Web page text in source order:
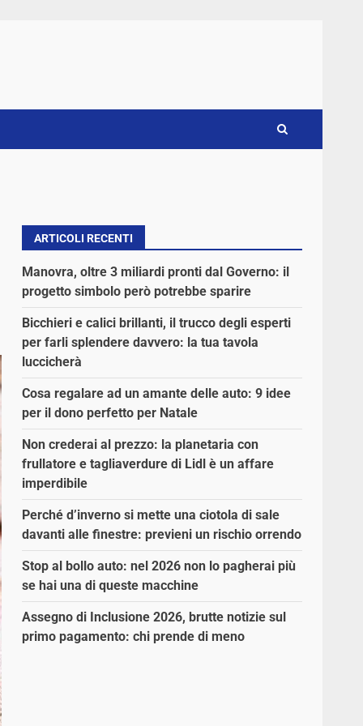
ARTICOLI RECENTI
Manovra, oltre 3 miliardi pronti dal Governo: il
progetto simbolo però potrebbe sparire
Bicchieri e calici brillanti, il trucco degli esperti
per farli splendere davvero: la tua tavola
luccicherà
Cosa regalare ad un amante delle auto: 9 idee
per il dono perfetto per Natale
Non crederai al prezzo: la planetaria con
frullatore e tagliaverdure di Lidl è un affare
imperdibile
Perché d’inverno si mette una ciotola di sale
davanti alle finestre: previeni un rischio orrendo
Stop al bollo auto: nel 2026 non lo pagherai più
se hai una di queste macchine
Assegno di Inclusione 2026, brutte notizie sul
primo pagamento: chi prende di meno